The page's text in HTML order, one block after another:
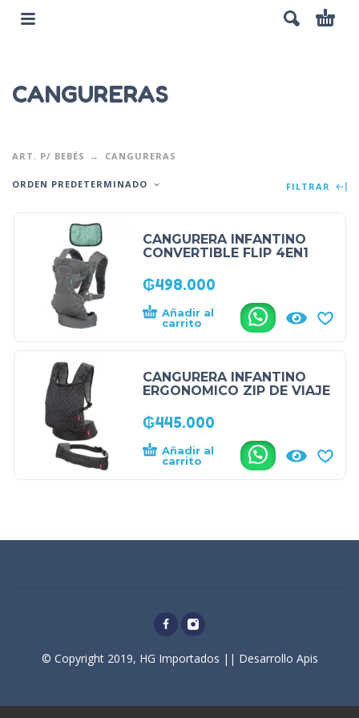
CANGURERAS
ART. P/ BEBÉS CANGURERAS
ORDEN PREDETERMINADO FILTRAR
CANGURERA INFANTINO
CONVERTIBLE FLIP 4EN1
₲498.000
Añadir al
carrito
.
CANGURERA INFANTINO
ERGONOMICO ZIP DE VIAJE
₲445.000
Añadir al
carrito
.
© Copyright 2019, HG Importados || Desarrollo Apis